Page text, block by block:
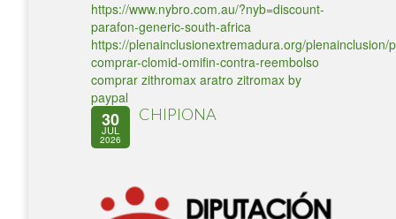
https://www.nybro.com.au/?nyb=discount-
parafon-generic-south-africa
https://plenainclusionextremadura.org/plenainclusion/
comprar-clomid-omifin-contra-reembolso
comprar zithromax aratro zitromax by
paypal
30
JUL
2026
CHIPIONA